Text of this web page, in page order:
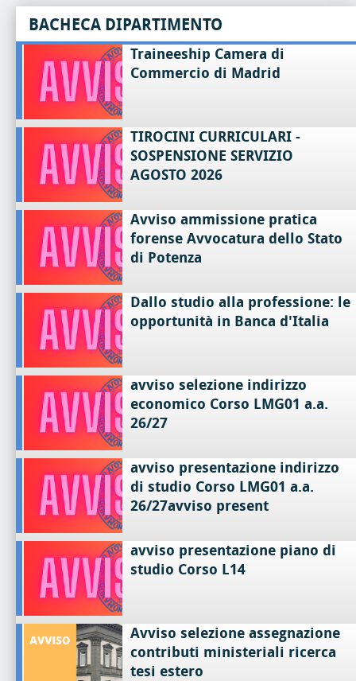
BACHECA DIPARTIMENTO
Traineeship Camera di
Commercio di Madrid
TIROCINI CURRICULARI -
SOSPENSIONE SERVIZIO
AGOSTO 2026
Avviso ammissione pratica
forense Avvocatura dello Stato
di Potenza
Dallo studio alla professione: le
opportunità in Banca d'Italia
avviso selezione indirizzo
economico Corso LMG01 a.a.
26/27
avviso presentazione indirizzo
di studio Corso LMG01 a.a.
26/27avviso present
avviso presentazione piano di
studio Corso L14
Avviso selezione assegnazione
contributi ministeriali ricerca
tesi estero